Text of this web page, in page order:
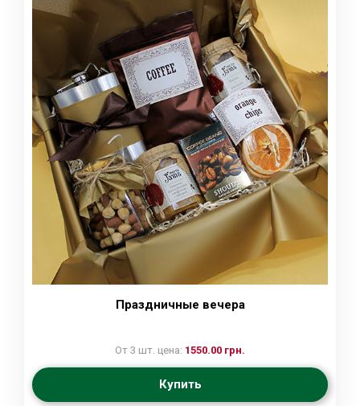
Праздничные вечера
От 3 шт. цена: 1550.00 грн.
Купить